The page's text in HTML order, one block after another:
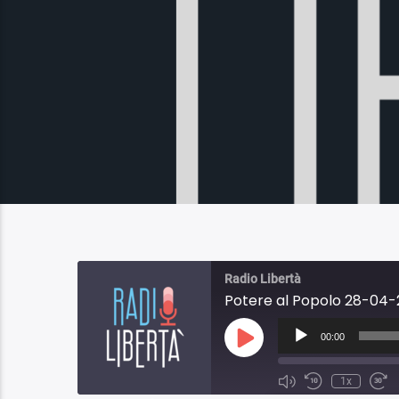
Radio Libertà
Potere al Popolo 28-04-
Play
Episode
Audio
Player
00:00
1x